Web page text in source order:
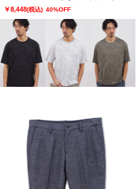
￥8,448(税込) 40%OFF